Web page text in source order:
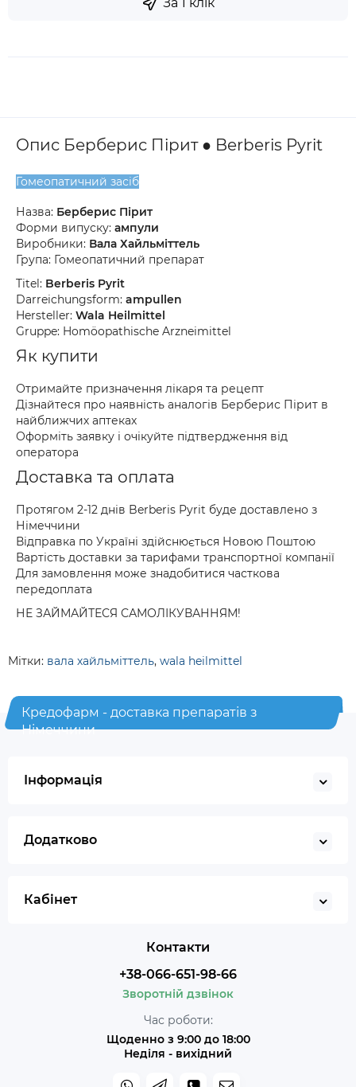
Опис Берберис Пірит ● Berberis Pyrit
Гомеопатичний засіб
Назва: Берберис Пірит
Форми випуску: ампули
Виробники: Вала Хайльміттель
Група: Гомеопатичний препарат
Titel: Berberis Pyrit
Darreichungsform: ampullen
Hersteller: Wala Heilmittel
Gruppe: Homöopathische Arzneimittel
Як купити
Отримайте призначення лікаря та рецепт
Дізнайтеся про наявність аналогів Берберис Пірит в
найближчих аптеках
Оформіть заявку і очікуйте підтвердження від
оператора
Доставка та оплата
Протягом 2-12 днів Berberis Pyrit буде доставлено з
Німеччини
Відправка по Україні здійснюється Новою Поштою
Вартість доставки за тарифами транспортної компанії
Для замовлення може знадобитися часткова
передоплата
НЕ ЗАЙМАЙТЕСЯ САМОЛІКУВАННЯМ!
Мітки: вала хайльміттель, wala heilmittel
Кредофарм - доставка препаратів з
Німеччини
Інформація
Додатково
Кабінет
Контакти
+38-066-651-98-66
Зворотній дзвінок
Час роботи:
Щоденно з 9:00 до 18:00
Неділя - вихідний